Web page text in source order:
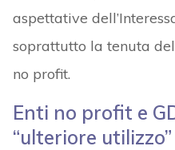
aspettative
soprattutto la tenuta
no profit.
Enti no profit e
“ulteriore utilizzo”